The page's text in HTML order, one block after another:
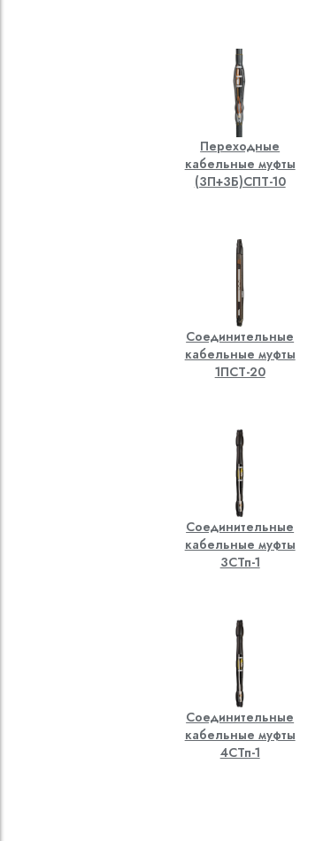
Переходные
кабельные муфты
(3П+3Б)СПТ-10
Соединительные
кабельные муфты
1ПСТ-20
Соединительные
кабельные муфты
3СТп-1
Соединительные
кабельные муфты
4СТп-1